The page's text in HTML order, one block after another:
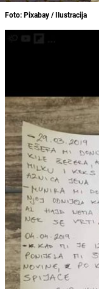
Foto: Pixabay / Ilustracija